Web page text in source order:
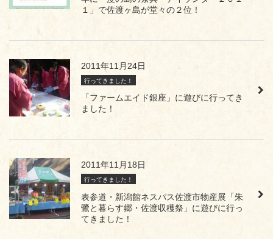
１」で佐渡ヶ島が堂々の２位！
2011年11月24日
行ってきました！
「ファームエイド銀座」に遊びに行ってき
ました！
2011年11月18日
行ってきました！
表参道・新潟館ネスパス佐渡市物産展「朱
鷺と暮らす郷・佐渡収穫祭」に遊びに行っ
てきました！